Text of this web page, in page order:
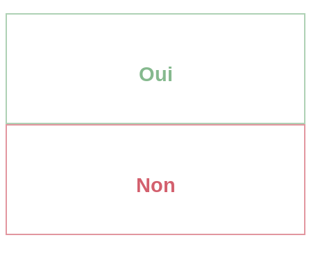
Oui
Non